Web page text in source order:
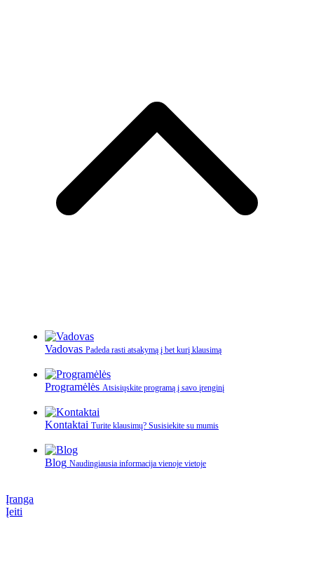
Vadovas Padeda rasti atsakymą į bet kurį klausimą
Programėlės Atsisiųskite programą į savo įrenginį
Kontaktai Turite klausimų? Susisiekite su mumis
Blog Naudingiausia informacija vienoje vietoje
Įranga
Įeiti